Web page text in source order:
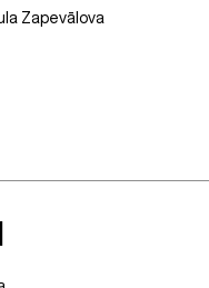
Zapevālova